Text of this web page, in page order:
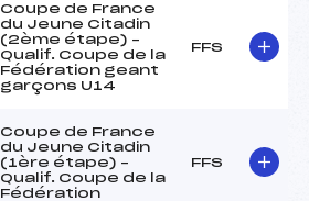
Coupe de France
du Jeune Citadin
(2ème étape) –
Qualif. Coupe de la
Fédération geant
garçons U14
FFS
Coupe de France
du Jeune Citadin
(1ère étape) –
Qualif. Coupe de la
Fédération
FFS